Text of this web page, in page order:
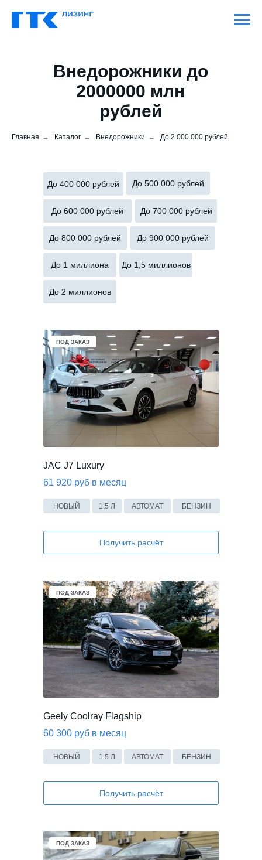
Внедорожники до
2000000 млн
рублей
Главная → Каталог → Внедорожники → До 2 000 000 рублей
До 500 000 рублей
До 600 000 рублей До 700 000 рублей
До 1 миллиона До 1,5 миллионов
До 2 миллионов
До 800 000 рублей До 900 000 рублей
До 400 000 рублей
JAC J7 Luxury
61 920 руб в месяц
Получить расчёт
1.5 Л АВТОМАТ БЕНЗИН
НОВЫЙ
ПОД ЗАКАЗ
Geely Coolray Flagship
60 300 руб в месяц
1.5 Л АВТОМАТ БЕНЗИН
НОВЫЙ
Получить расчёт
В НАЛИЧИИ
ПОД ЗАКАЗ
ПОД ЗАКАЗ